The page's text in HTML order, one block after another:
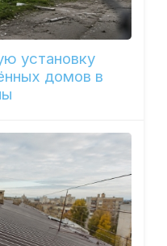
установку
домов в